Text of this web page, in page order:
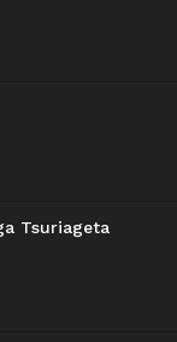
Tsuriageta